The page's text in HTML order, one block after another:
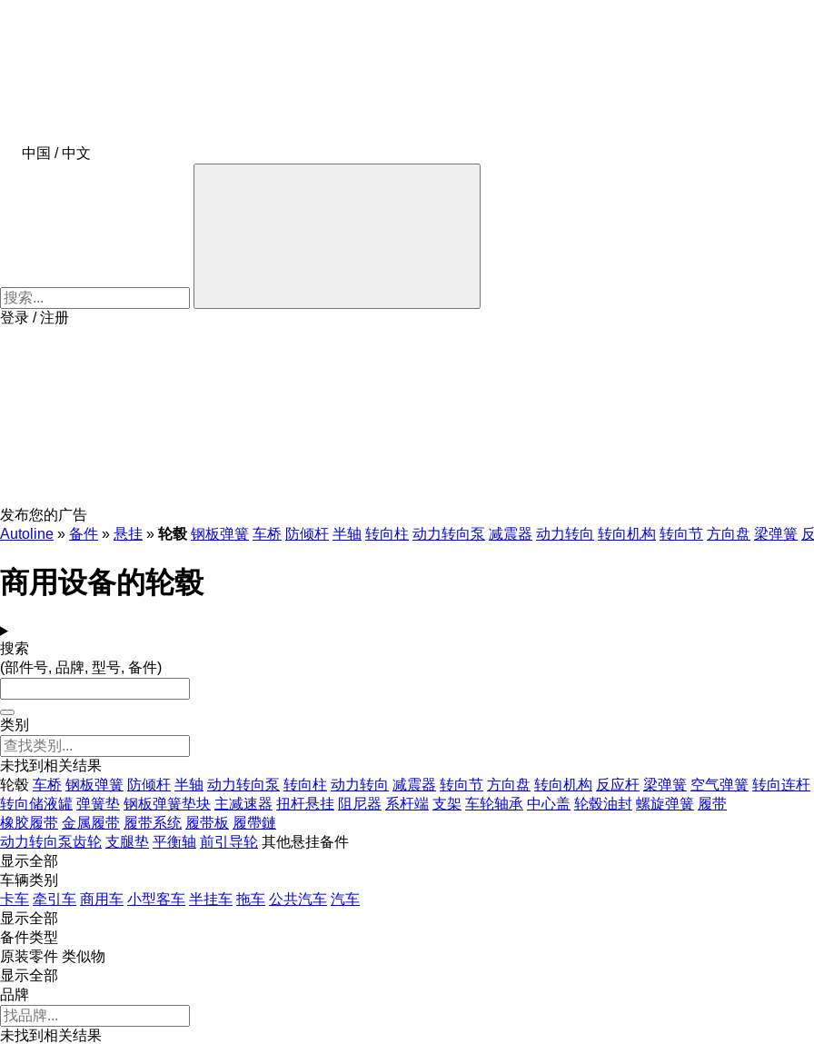
中国 / 中文
登录 / 注册
发布您的广告
Autoline » 备件 » 悬挂 » 轮毂 钢板弹簧 车桥 防倾杆 半轴 转向柱 动力转向泵 减震器 动力转向 转向机构 转向节 方向盘 梁弹簧
商用设备的轮毂
搜索
(部件号, 品牌, 型号, 备件)
类别
未找到相关结果
轮毂 车桥 钢板弹簧 防倾杆 半轴 动力转向泵 转向柱 动力转向 减震器 转向节 方向盘 转向机构 反应杆 梁弹簧 空气弹簧 转向连杆
转向储液罐 弹簧垫 钢板弹簧垫块 主减速器 扭杆悬挂 阻尼器 系杆端 支架 车轮轴承 中心盖 轮毂油封 螺旋弹簧 履带
橡胶履带 金属履带 履带系统 履带板 履帶鏈
动力转向泵齿轮 支腿垫 平衡轴 前引导轮 其他悬挂备件
显示全部
车辆类别
卡车 牵引车 商用车 小型客车 半挂车 拖车 公共汽车 汽车
显示全部
备件类型
原装零件 类似物
显示全部
品牌
未找到相关结果